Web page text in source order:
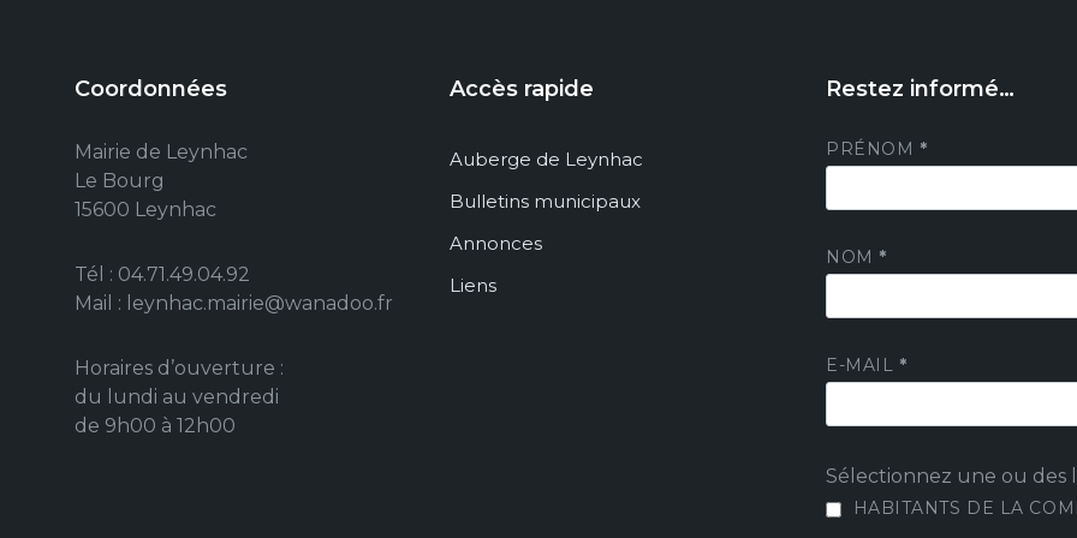
Coordonnées
Mairie de Leynhac
Le Bourg
15600 Leynhac
Tél : 04.71.49.04.92
Mail : leynhac.mairie@wanadoo.fr
Horaires d’ouverture :
du lundi au vendredi
de 9h00 à 12h00
Accès rapide
Auberge de Leynhac
Bulletins municipaux
Annonces
Liens
Restez informé…
PRÉNOM *
NOM *
E-MAIL *
Sélectionnez une ou des
HABITANTS DE LA